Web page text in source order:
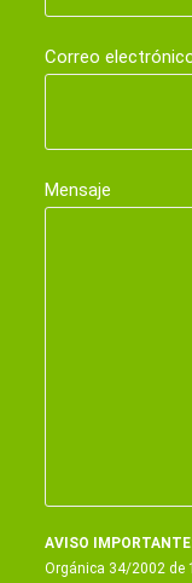
Correo
Mensaje
AVISO
Orgánica 34/2002 de